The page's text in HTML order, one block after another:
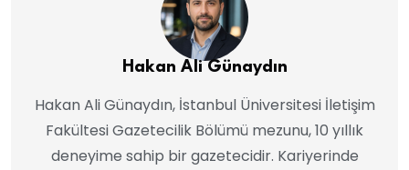
Hakan Ali Günaydın
Hakan Ali Günaydın, İstanbul Üniversitesi İletişim
Fakültesi Gazetecilik Bölümü mezunu, 10 yıllık
deneyime sahip bir gazetecidir. Kariyerinde